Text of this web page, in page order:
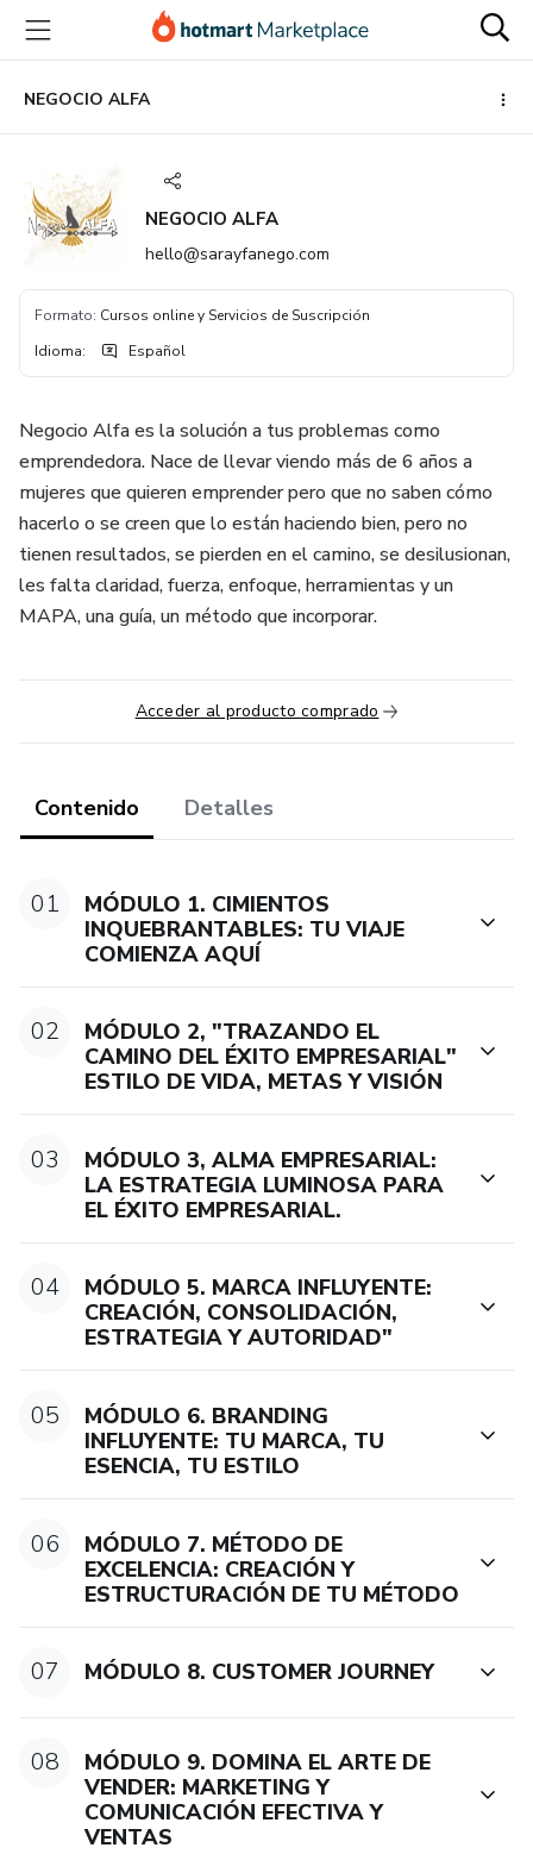
principal
página
de
página
NEGOCIO ALFA
NEGOCIO ALFA
hello@sarayfanego.com
Formato: Cursos online y Servicios de Suscripción
Idioma: Español
Negocio Alfa es la solución a tus problemas como
emprendedora. Nace de llevar viendo más de 6 años a
mujeres que quieren emprender pero que no saben cómo
hacerlo o se creen que lo están haciendo bien, pero no
tienen resultados, se pierden en el camino, se desilusionan,
les falta claridad, fuerza, enfoque, herramientas y un
MAPA, una guía, un método que incorporar.
Acceder al producto comprado
Contenido Detalles
01
MÓDULO 1. CIMIENTOS
INQUEBRANTABLES: TU VIAJE
COMIENZA AQUÍ
02
MÓDULO 2, "TRAZANDO EL
CAMINO DEL ÉXITO EMPRESARIAL"
ESTILO DE VIDA, METAS Y VISIÓN
03
MÓDULO 3, ALMA EMPRESARIAL:
LA ESTRATEGIA LUMINOSA PARA
EL ÉXITO EMPRESARIAL.
04
MÓDULO 5. MARCA INFLUYENTE:
CREACIÓN, CONSOLIDACIÓN,
ESTRATEGIA Y AUTORIDAD"
05
MÓDULO 6. BRANDING
INFLUYENTE: TU MARCA, TU
ESENCIA, TU ESTILO
06
MÓDULO 7. MÉTODO DE
EXCELENCIA: CREACIÓN Y
ESTRUCTURACIÓN DE TU MÉTODO
07 MÓDULO 8. CUSTOMER JOURNEY
08
MÓDULO 9. DOMINA EL ARTE DE
VENDER: MARKETING Y
COMUNICACIÓN EFECTIVA Y
VENTAS